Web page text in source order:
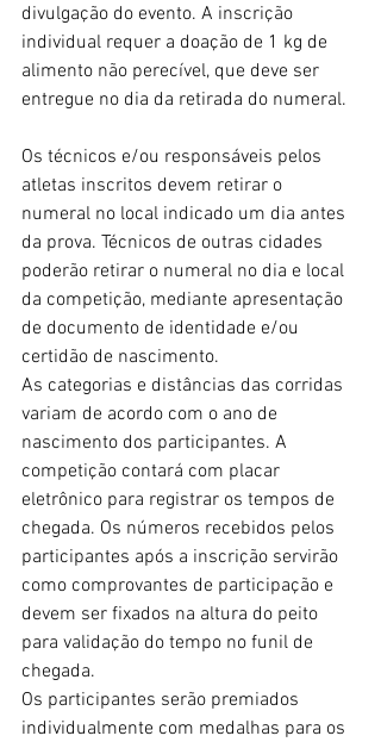
divulgação do evento. A inscrição
individual requer a doação de 1 kg de
alimento não perecível, que deve ser
entregue no dia da retirada do numeral.
Os técnicos e/ou responsáveis pelos
atletas inscritos devem retirar o
numeral no local indicado um dia antes
da prova. Técnicos de outras cidades
poderão retirar o numeral no dia e local
da competição, mediante apresentação
de documento de identidade e/ou
certidão de nascimento.
As categorias e distâncias das corridas
variam de acordo com o ano de
nascimento dos participantes. A
competição contará com placar
eletrônico para registrar os tempos de
chegada. Os números recebidos pelos
participantes após a inscrição servirão
como comprovantes de participação e
devem ser fixados na altura do peito
para validação do tempo no funil de
chegada.
Os participantes serão premiados
individualmente com medalhas para os